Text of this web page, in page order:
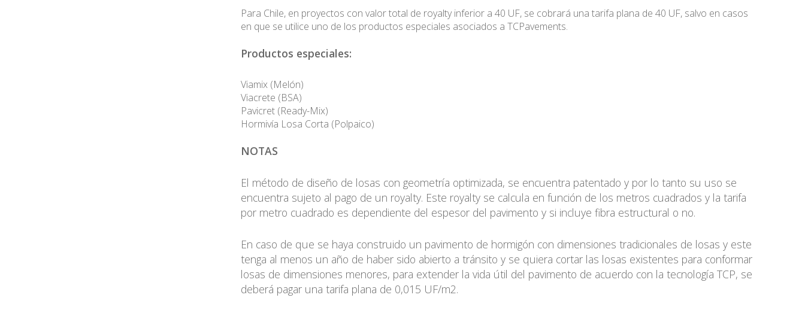
Para Chile, en proyectos con valor total de royalty inferior a 40 UF, se cobrará una tarifa plana de 40 UF, salvo en casos
en que se utilice uno de los productos especiales asociados a TCPavements.
Productos especiales:
Viamix (Melón)
Viacrete (BSA)
Pavicret (Ready-Mix)
Hormivía Losa Corta (Polpaico)
NOTAS
El método de diseño de losas con geometría optimizada, se encuentra patentado y por lo tanto su uso se
encuentra sujeto al pago de un royalty. Este royalty se calcula en función de los metros cuadrados y la tarifa
por metro cuadrado es dependiente del espesor del pavimento y si incluye fibra estructural o no.
En caso de que se haya construido un pavimento de hormigón con dimensiones tradicionales de losas y este
tenga al menos un año de haber sido abierto a tránsito y se quiera cortar las losas existentes para conformar
losas de dimensiones menores, para extender la vida útil del pavimento de acuerdo con la tecnología TCP, se
deberá pagar una tarifa plana de 0,015 UF/m2.